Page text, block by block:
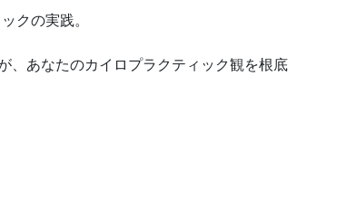
クの実践。
、あなたのカイロプラクティック観を根底